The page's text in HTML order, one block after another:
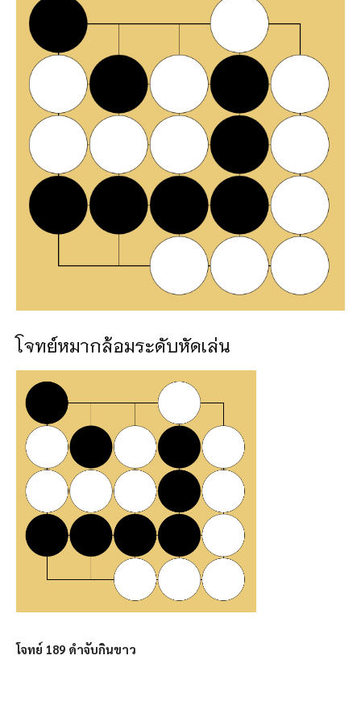
โจทย์หมากล้อมระดับหัดเล่น
โจทย์ 189 ดำจับกินขาว